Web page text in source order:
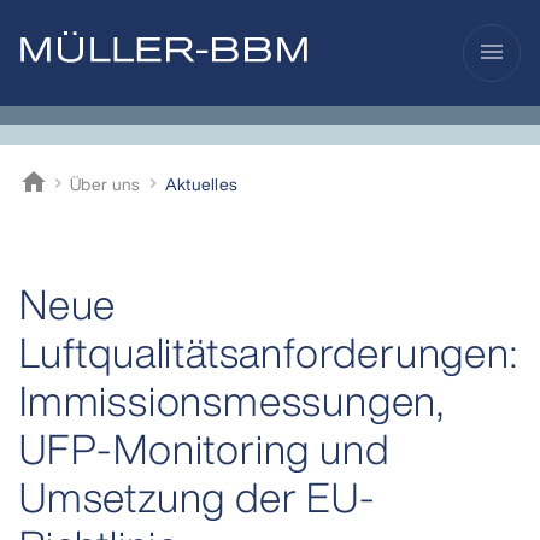
menu
home
Müller-BBMÜber uns Aktuelles
Neue
Luftqualitätsanforderungen:
Immissionsmessungen,
UFP-Monitoring und
Umsetzung der EU-